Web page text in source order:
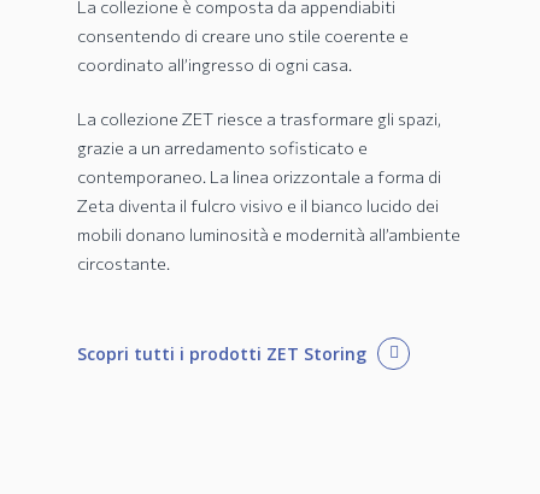
La collezione è composta da appendiabiti
consentendo di creare uno stile coerente e
coordinato all’ingresso di ogni casa.
La collezione ZET riesce a trasformare gli spazi,
grazie a un arredamento sofisticato e
contemporaneo. La linea orizzontale a forma di
Zeta diventa il fulcro visivo e il bianco lucido dei
mobili donano luminosità e modernità all’ambiente
circostante.
Scopri tutti i prodotti ZET Storing